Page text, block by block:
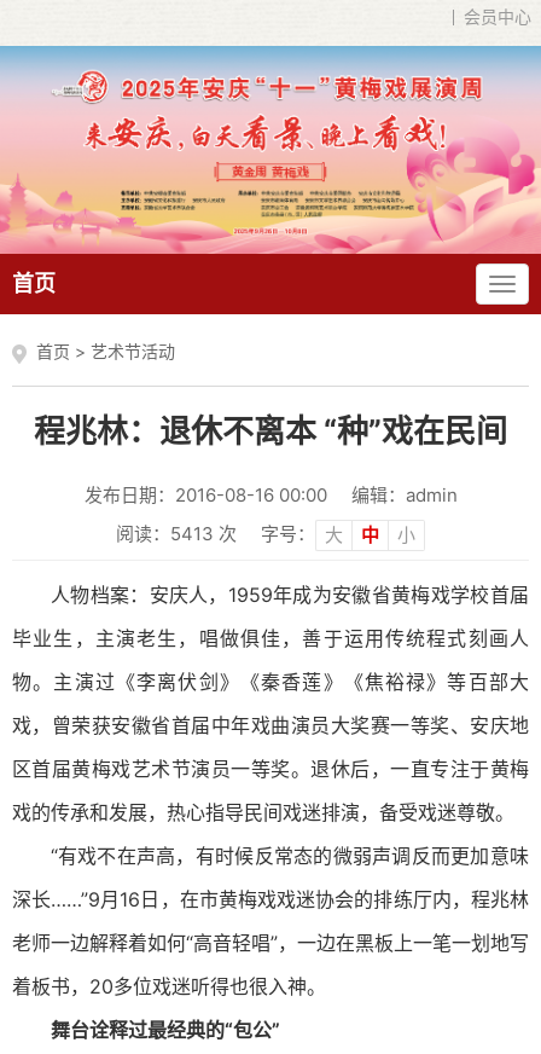
会员中心
首页
首页 > 艺术节活动
程兆林：退休不离本 “种”戏在民间
发布日期：2016-08-16 00:00
编辑：admin
阅读： 5413 次 字号： 大 中 小
人物档案：安庆人，1959年成为安徽省黄梅戏学校首届
毕业生，主演老生，唱做俱佳，善于运用传统程式刻画人
物。主演过《李离伏剑》《秦香莲》《焦裕禄》等百部大
戏，曾荣获安徽省首届中年戏曲演员大奖赛一等奖、安庆地
区首届黄梅戏艺术节演员一等奖。退休后，一直专注于黄梅
戏的传承和发展，热心指导民间戏迷排演，备受戏迷尊敬。
“有戏不在声高，有时候反常态的微弱声调反而更加意味
深长……”9月16日，在市黄梅戏戏迷协会的排练厅内，程兆林
老师一边解释着如何“高音轻唱”，一边在黑板上一笔一划地写
着板书，20多位戏迷听得也很入神。
舞台诠释过最经典的“包公”